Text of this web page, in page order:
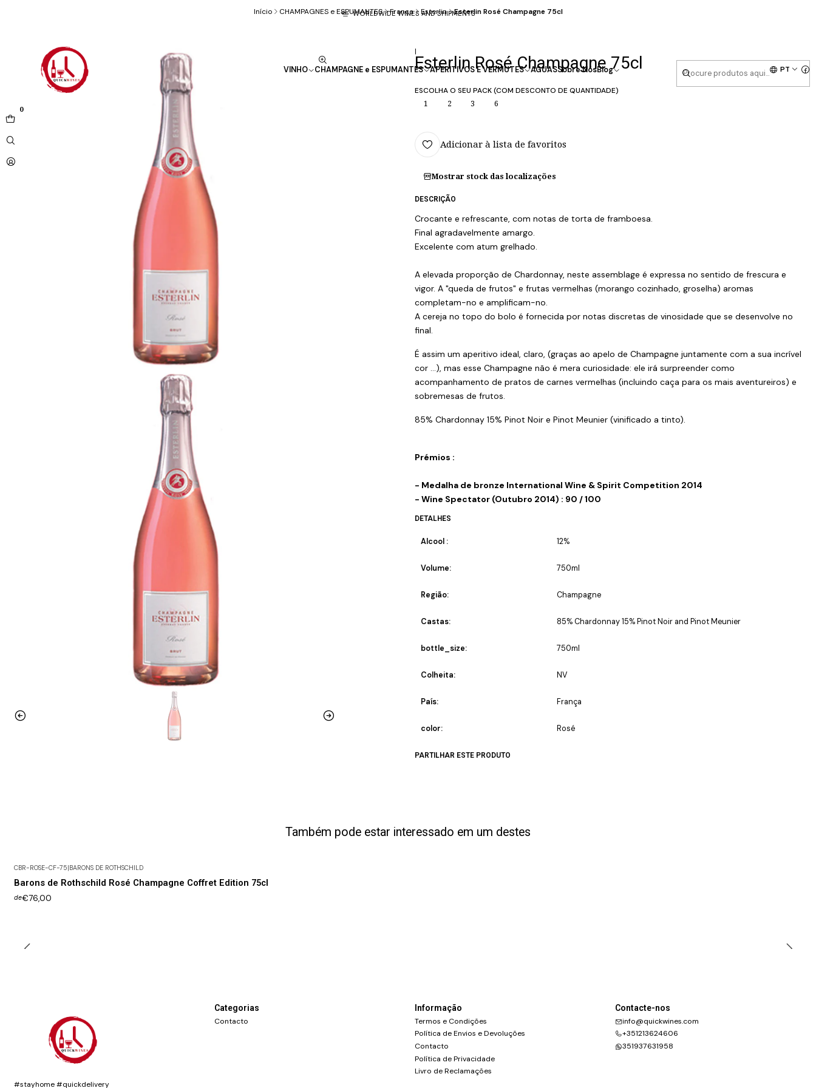
VINHO CHAMPAGNE e ESPUMANTES APERITIVOS E VERMUTES AGUASSobre NósBlog PT
0
WORLDWIDE WINES AND SHIPMENTS
Início CHAMPAGNES e ESPUMANTES França Esterlin Esterlin Rosé Champagne 75cl
|
Esterlin Rosé Champagne 75cl
ESCOLHA O SEU PACK (COM DESCONTO DE QUANTIDADE)
1 2 3 6
Adicionar à lista de favoritos
Mostrar stock das localizações
DESCRIÇÃO
Crocante e refrescante, com notas de torta de framboesa.
Final agradavelmente amargo.
Excelente com atum grelhado.
A elevada proporção de Chardonnay, neste assemblage é expressa no sentido de frescura e
vigor. A "queda de frutos" e frutas vermelhas (morango cozinhado, groselha) aromas
completam-no e amplificam-no.
A cereja no topo do bolo é fornecida por notas discretas de vinosidade que se desenvolve no
final.
É assim um aperitivo ideal, claro, (graças ao apelo de Champagne juntamente com a sua incrível
cor ...), mas esse Champagne não é mera curiosidade: ele irá surpreender como
acompanhamento de pratos de carnes vermelhas (incluindo caça para os mais aventureiros) e
sobremesas de frutos.
85% Chardonnay 15% Pinot Noir e Pinot Meunier (vinificado a tinto).
Prémios :
- Medalha de bronze International Wine & Spirit Competition 2014
- Wine Spectator (Outubro 2014) : 90 / 100
DETALHES
Alcool : 12%
Volume: 750ml
Região: Champagne
Castas: 85% Chardonnay 15% Pinot Noir and Pinot Meunier
bottle_size: 750ml
Colheita: NV
País: França
color: Rosé
PARTILHAR ESTE PRODUTO
Também pode estar interessado em um destes
CBR-ROSE-CF-75|BARONS DE ROTHSCHILD
Barons de Rothschild Rosé Champagne Coffret Edition 75cl
de€76,00
#stayhome #quickdelivery
Categorias
Contacto
Informação
Termos e Condições
Política de Envios e Devoluções
Contacto
Política de Privacidade
Livro de Reclamações
Contacte-nos
info@quickwines.com
+351213624606
351937631958